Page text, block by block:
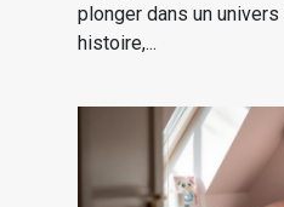
plonger dans un
histoire,...